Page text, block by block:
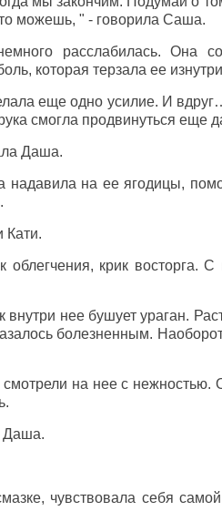
можешь, " - говорила Саша.
расслабилась. Она
которая терзала ее
еще одно усилие. И
смогла продвинуться еще
Даша.
надавила на ее ягодицы,
Кати.
облегчения, крик восторга.
внутри нее бушует ураган.
болезненным.
на нее с нежностью.
Даша.
чувствовала себя